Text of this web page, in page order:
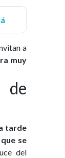
a
muy
de
tarde
se
del